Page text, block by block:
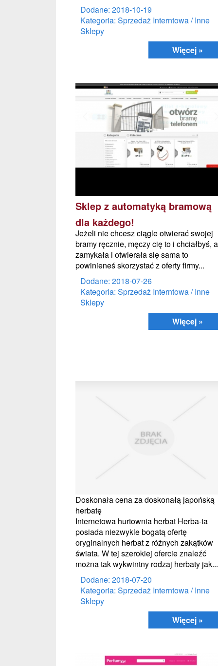
Dodane: 2018-10-19
Kategoria: Sprzedaż Interntowa / Inne
Sklepy
Więcej »
Sklep z automatyką bramową
dla każdego!
Jeżeli nie chcesz ciągle otwierać swojej
bramy ręcznie, męczy cię to i chciałbyś,
zamykała i otwierała się sama to
powinieneś skorzystać z oferty firmy...
Dodane: 2018-07-26
Kategoria: Sprzedaż Interntowa / Inne
Sklepy
Więcej »
Doskonała cena za doskonałą japońską
herbatę
Internetowa hurtownia herbat Herba-ta
posiada niezwykle bogatą ofertę
oryginalnych herbat z różnych zakątków
świata. W tej szerokiej ofercie znaleźć
można tak wykwintny rodzaj herbaty jak...
Dodane: 2018-07-20
Kategoria: Sprzedaż Interntowa / Inne
Sklepy
Więcej »